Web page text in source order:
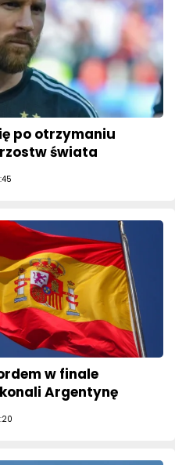
po otrzymaniu
świata
w finale
Argentynę